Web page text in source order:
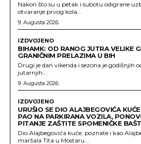
Nakon što su u petak i subotu odigrane
otvaranje prvog kola...
9. Augusta 2026.
IZDVOJENO
BIHAMK: OD RANOG JUTRA VELIKE
GRANIČNIM PRELAZIMA U BIH
Drugi je dan vikenda i sezona je godišnjih
jutarnjih...
9. Augusta 2026.
IZDVOJENO
URUŠIO SE DIO ALAJBEGOVIĆA
PAO NA PARKIRANA VOZILA,
PITANJE ZAŠTITE SPOMENIČKE
Dio Alajbegovića kuće, poznate i kao
maršala Tita u Mostaru...